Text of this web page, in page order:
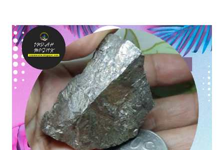
dalam meditasi atau sebagai alat dalam rawatan tradisional.
3. Penarik Rezeki: Kayu ini juga dipercayai boleh menarik
rezeki atau keberuntungan. Usahawan tradisional
kadangkala meletakkannya di kedai sebagai simbol tuah dan
rezeki yang berlimpah. 4. Menaikkan Aura Kepimpinan: Raja
kayu juga dianggap menaikkan karisma dan daya
kepimpinan. Mereka yang memakai atau memiliki kayu ini
dikatakan mempunyai pengaruh lebih kuat dalam
komunikasi atau perundingan. Dengan izin Allah jua.